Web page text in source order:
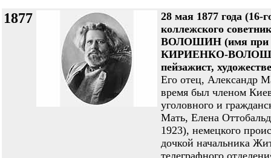
1877
28 мая 1877 года (16-
коллежского
ВОЛОШИН (имя при
КИРИЕНКО-
пейзажист,
Его отец, Александр
время был членом
уголовного и
Мать, Елена
1923), немецкого
дочкой начальника
телеграфного